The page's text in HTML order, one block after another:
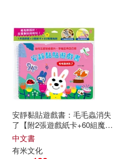
安靜黏貼遊戲書：毛毛蟲消失
了【附2張遊戲紙卡+60組魔鬼
氈】
中文書
有米文化